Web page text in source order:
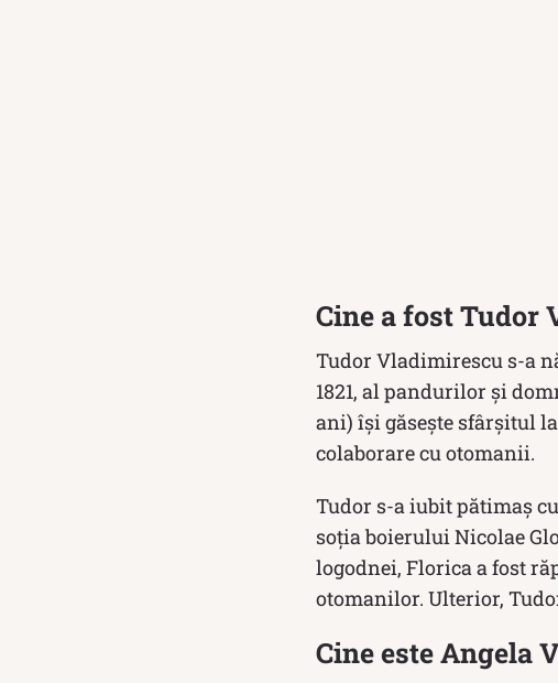
Cine a fost Tudor
Tudor Vladimirescu s-a
1821, al pandurilor și
ani) își găsește sfârșitul la
colaborare cu otomanii.
Tudor s-a iubit pătimaș
soţia boierului Nicolae
logodnei, Florica a fost
otomanilor. Ulterior,
Cine este Angela